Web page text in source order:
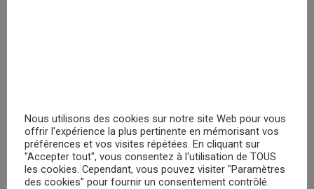
Veuillez vous enregistrer
Peluche Attack On Titan Levi - 29cm
Veuillez vous enregistrer
Nous utilisons des cookies sur notre site Web pour vous
offrir l'expérience la plus pertinente en mémorisant vos
préférences et vos visites répétées. En cliquant sur
"Accepter tout", vous consentez à l'utilisation de TOUS
les cookies. Cependant, vous pouvez visiter "Paramètres
des cookies" pour fournir un consentement contrôlé.